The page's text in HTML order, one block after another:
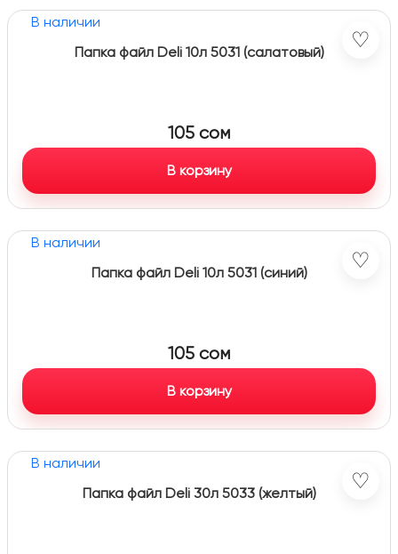
В наличии
♡
Папка файл Deli 10л 5031 (салатовый)
105 сом
В корзину
В наличии
♡
Папка файл Deli 10л 5031 (синий)
105 сом
В корзину
В наличии
♡
Папка файл Deli 30л 5033 (желтый)